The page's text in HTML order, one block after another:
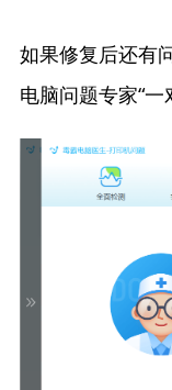
如果修复后还有
电脑问题专家“一